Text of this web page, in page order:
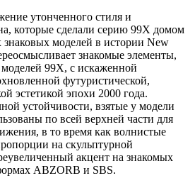
утонченного стиля и
которые сделали серию 99X домом
знаковых моделей в истории New
знакомые элементы,
моделей 99X, с искаженной
футуристической,
эстетикой эпохи 2000 года.
устойчивости, взятые у модели
по всей верхней части для
в то время как волнистые
на скульптурной
акцент на знакомых
ABZORB и SBS.